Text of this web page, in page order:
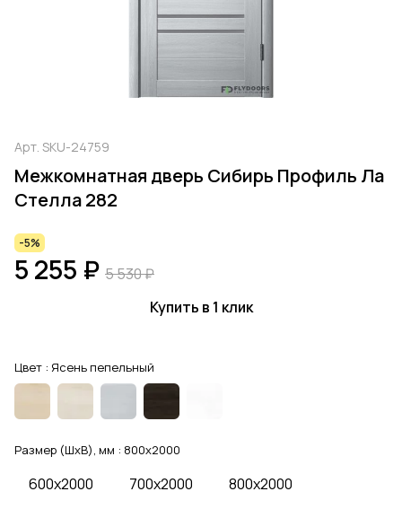
Арт. SKU-24759
Межкомнатная дверь Сибирь Профиль Ла
Стелла 282
-5%
5 255 ₽ 5 530 ₽
Купить в 1 клик
Цвет : Ясень пепельный
Размер (ШхВ), мм : 800x2000
600x2000 700x2000 800x2000